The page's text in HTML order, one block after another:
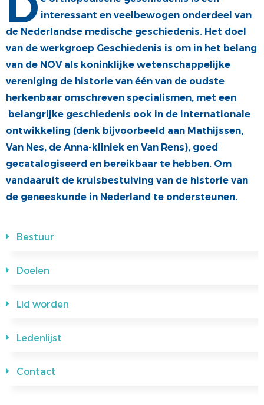
ALV
STATUTEN EN REGLEMENTEN
VACATUREBANK
PATIËNTENVOORLICHTING
MEDISCHE INDUSTRIE
GEDRAGSREGELS
interessant en veelbewogen onderdeel van
de Nederlandse medische geschiedenis. Het doel
van de werkgroep Geschiedenis is om in het belang
van de NOV als koninklijke wetenschappelijke
vereniging de historie van één van de oudste
herkenbaar omschreven specialismen, met een
belangrijke geschiedenis ook in de internationale
ontwikkeling (denk bijvoorbeeld aan Mathijssen,
Van Nes, de Anna-kliniek en Van Rens), goed
gecatalogiseerd en bereikbaar te hebben. Om
vandaaruit de kruisbestuiving van de historie van
de geneeskunde in Nederland te ondersteunen.
Bestuur
Doelen
Lid worden
Ledenlijst
Contact